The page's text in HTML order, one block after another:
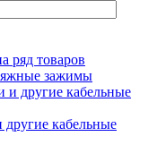
ряд товаров
зажимы
кабельные